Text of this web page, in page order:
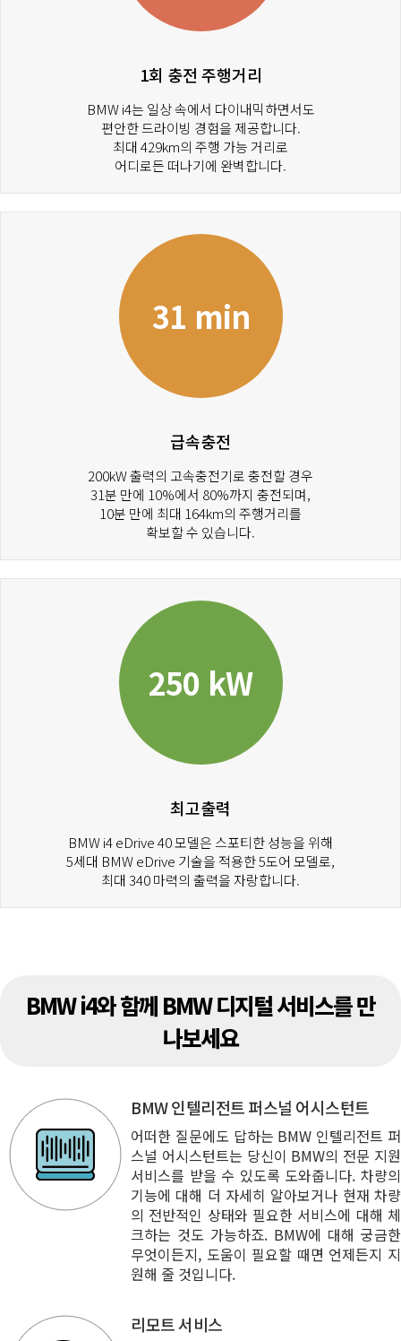
1회 충전 주행거리
BMW i4는 일상 속에서 다이내믹하면서도
편안한 드라이빙 경험을 제공합니다.
최대 429km의 주행 가능 거리로
어디로든 떠나기에 완벽합니다.
31 min
급속충전
200kW 출력의 고속충전기로 충전할 경우
31분 만에 10%에서 80%까지 충전되며,
10분 만에 최대 164km의 주행거리를
확보할 수 있습니다.
250 kW
최고출력
BMW i4 eDrive 40 모델은 스포티한 성능을 위해
5세대 BMW eDrive 기술을 적용한 5도어 모델로,
최대 340 마력의 출력을 자랑합니다.
BMW i4와 함께 BMW 디지털 서비스를 만
나보세요
BMW 인텔리전트 퍼스널 어시스턴트
어떠한 질문에도 답하는 BMW 인텔리전트 퍼
스널 어시스턴트는 당신이 BMW의 전문 지원
서비스를 받을 수 있도록 도와줍니다. 차량의
기능에 대해 더 자세히 알아보거나 현재 차량
의 전반적인 상태와 필요한 서비스에 대해 체
크하는 것도 가능하죠. BMW에 대해 궁금한
무엇이든지, 도움이 필요할 때면 언제든지 지
원해 줄 것입니다.
리모트 서비스